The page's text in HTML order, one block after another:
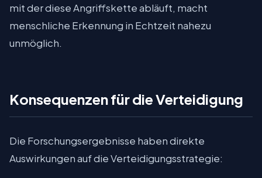
mit der diese Angriffskette abläuft, macht
menschliche Erkennung in Echtzeit nahezu
unmöglich.
Konsequenzen für die Verteidigung
Die Forschungsergebnisse haben direkte
Auswirkungen auf die Verteidigungsstrategie: